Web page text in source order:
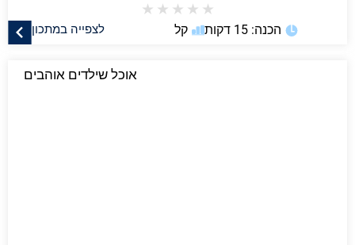
★
★
★
★
★
לצפייה במתכון הכנה: 15 דקות קל
אוכל שילדים אוהבים